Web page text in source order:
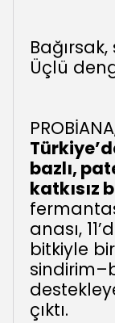
Bağırsak,
Üçlü
bazlı,
katkısız
anası,
bitkiyle
çıktı.